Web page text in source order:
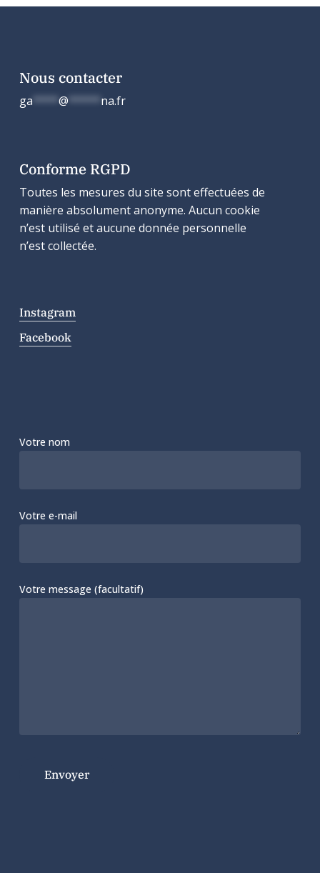
Nous contacter
ga **** @ ***** na.fr
Conforme RGPD
Toutes les mesures du site sont effectuées de
manière absolument anonyme. Aucun cookie
n’est utilisé et aucune donnée personnelle
n’est collectée.
Instagram
Facebook
Votre nom
Votre e-mail
Votre message (facultatif)